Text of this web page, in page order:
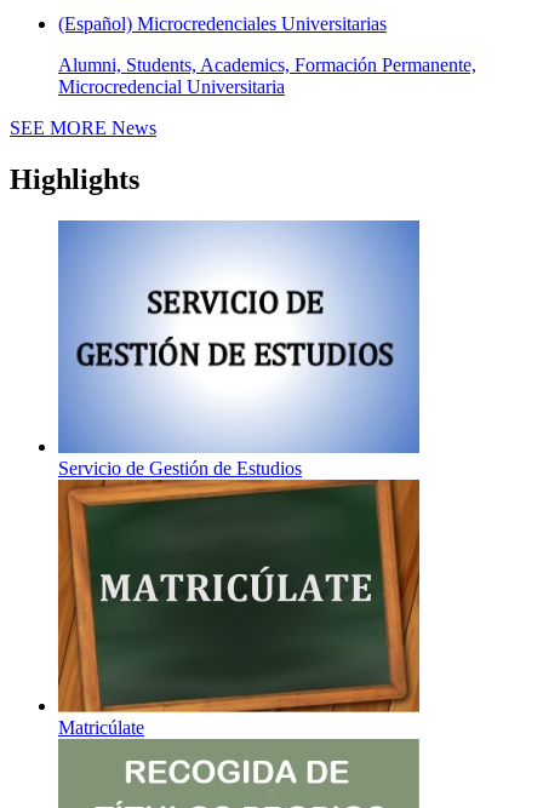
(Español) Microcredenciales Universitarias
Alumni, Students, Academics, Formación Permanente,
Microcredencial Universitaria
SEE MORE News
Highlights
Servicio de Gestión de Estudios
Matricúlate